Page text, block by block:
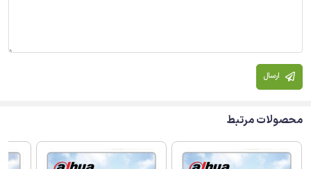
ارسال
محصولات مرتبط